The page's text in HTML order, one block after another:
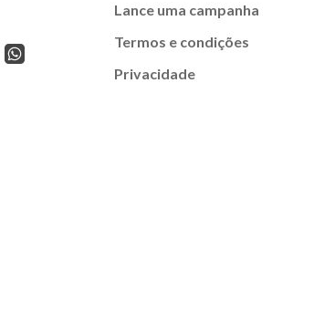
Lance uma campanha
Termos e condições
Privacidade